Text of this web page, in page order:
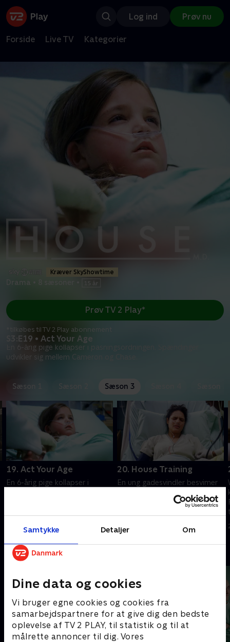
Samtykke Detaljer Om
Dine data og cookies
Vi bruger egne cookies og cookies fra
samarbejdspartnere for at give dig den bedste
oplevelse af TV 2 PLAY, til statistik og til at
målrette annoncer til dig. Vores
Log ind Prøv nu
Forside Live TV Kategorier
Kræver SkyShowtime
S3:E19 • Act Your Age
En 6-årig pige kollapser i pasningsordningen. Spændinger
udvikler sig mellem Cameron og Chase.
Prøv TV 2 Play*
*tilkøbes til TV 2 Play abonnement
Sæson 1 Sæson 3
19. Act Your Age
En 6-årig pige kollapser i
20. september 2022 • 42 min
20. House Training
En ung gadesvindler besvimer
Cuddy og Wilson tager på date.
20. september 2022 • 42 min
Andre så også